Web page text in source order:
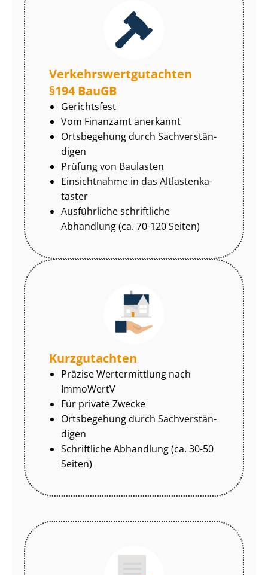
Ver­kehrs­wert­gut­ach­ten
§194 BauGB
Gerichtsfest
Vom Finanzamt anerkannt
Ortsbegehung durch Sach­ver­stän­
di­gen
Prüfung von Baulasten
Einsichtnahme in das Alt­las­ten­ka­
tas­ter
Ausführliche schriftliche
Abhandlung (ca. 70-120 Seiten)
Kurzgutachten
Präzise Wertermittlung nach
ImmoWertV
Für private Zwecke
Ortsbegehung durch Sach­ver­stän­
di­gen
Schriftliche Abhandlung (ca. 30-50
Seiten)